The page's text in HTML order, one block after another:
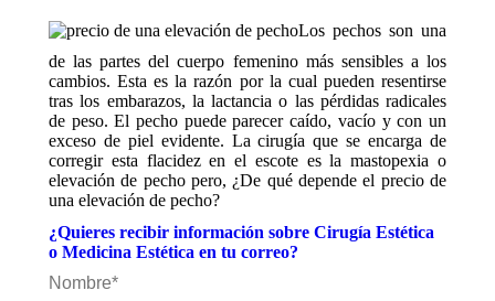
Los pechos son una
de las partes del cuerpo femenino más sensibles a los
cambios. Esta es la razón por la cual pueden resentirse
tras los embarazos, la lactancia o las pérdidas radicales
de peso. El pecho puede parecer caído, vacío y con un
exceso de piel evidente. La cirugía que se encarga de
corregir esta flacidez en el escote es la mastopexia o
elevación de pecho pero, ¿De qué depende el precio de
una elevación de pecho?
¿Quieres recibir información sobre Cirugía Estética
o Medicina Estética en tu correo?